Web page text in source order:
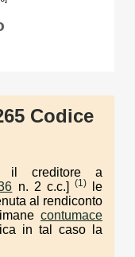
Codice
il creditore a
n. 2 c.c.] (1)le
al rendiconto
contumace
in tal caso la